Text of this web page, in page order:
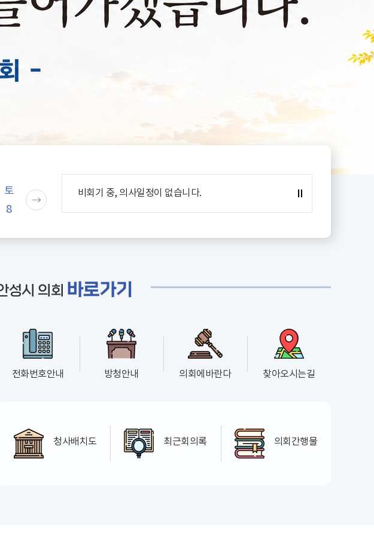
토
8
일
9
월
10
화
11
수
12
목
13
14
15
비회기 중, 의사일정이 없습니다.
성시 의회 바로가기
전화번호안내 방청안내 의회에바란다 찾아오시는길
청사배치도 최근회의록 의회 간행물